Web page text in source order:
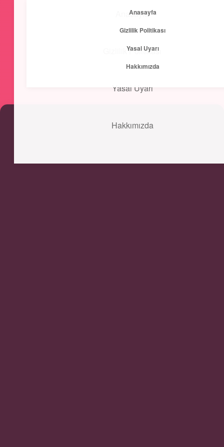
Anasayfa
Gizlilik Politikası
Yasal Uyarı
Hakkımızda
Kısa ve Öz
Anasayfa
Gizlilik Politikası
Yasal Uyarı
Hakkımızda